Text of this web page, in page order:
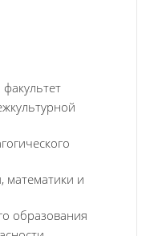
математики и
образования